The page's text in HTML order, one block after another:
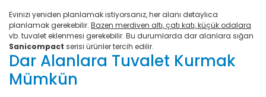
Evinizi yeniden planlamak istiyorsanız, her alanı detaylıca
planlamak gerekebilir. Bazen merdiven altı, çatı katı, küçük odalara
vb. tuvalet eklenmesi gerekebilir. Bu durumlarda dar alanlara sığan
Sanicompact serisi ürünler tercih edilir.
Dar Alanlara Tuvalet Kurmak
Mümkün